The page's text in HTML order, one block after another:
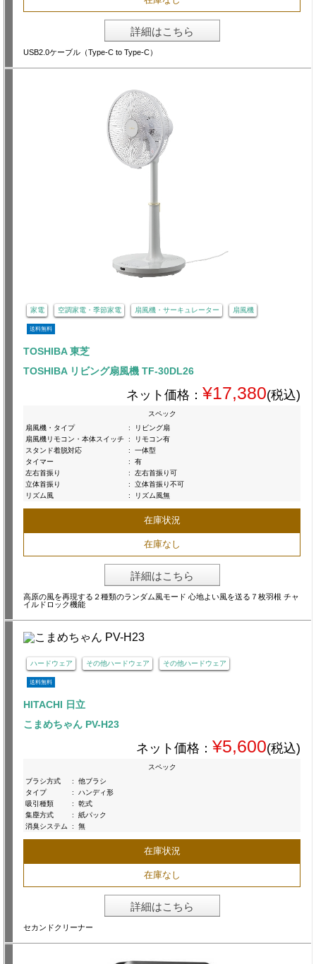
詳細はこちら
USB2.0ケーブル（Type-C to Type-C）
家電 空調家電・季節家電 扇風機・サーキュレーター 扇風機
送料無料
TOSHIBA 東芝
TOSHIBA リビング扇風機 TF-30DL26
ネット価格： ¥17,380(税込)
スペック
扇風機・タイプ
:
リビング扇
扇風機リモコン・本体スイッチ :
リモコン有
スタンド着脱対応
:
一体型
タイマー
:
有
左右首振り
:
左右首振り可
立体首振り
:
立体首振り不可
リズム風
: リズム風無
在庫状況
在庫なし
詳細はこちら
高原の風を再現する２種類のランダム風モード 心地よい風を送る７枚羽根 チャ
イルドロック機能
ハードウェア その他ハードウェア その他ハードウェア
送料無料
HITACHI 日立
こまめちゃん PV-H23
ネット価格： ¥5,600(税込)
スペック
ブラシ方式
:
他ブラシ
タイプ
:
ハンディ形
吸引種類
:
乾式
集塵方式
:
紙パック
消臭システム
: 無
在庫状況
在庫なし
詳細はこちら
セカンドクリーナー